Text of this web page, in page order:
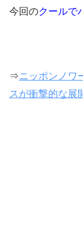
今回のクールで
⇒ニッポンノワ
スが衝撃的な展